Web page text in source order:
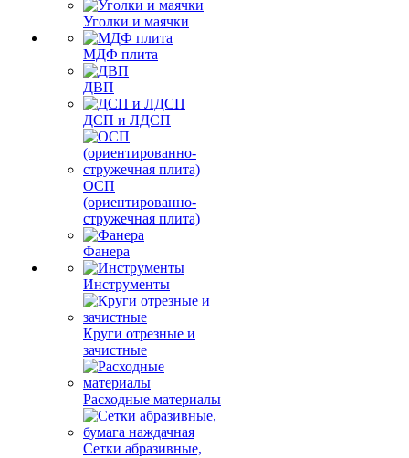
Уголки и маячки
МДФ плита
ДВП
ДСП и ЛДСП
ОСП
(ориентированно-
стружечная плита)
Фанера
Инструменты
Круги отрезные и
зачистные
Расходные материалы
Сетки абразивные,